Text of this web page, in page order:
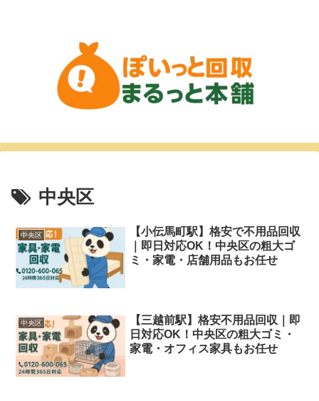
中央区
中央区
【小伝馬町駅】格安で不用品回収
｜即日対応OK！中央区の粗大ゴ
ミ・家電・店舗用品もお任せ
中央区
【三越前駅】格安不用品回収｜即
日対応OK！中央区の粗大ゴミ・
家電・オフィス家具もお任せ